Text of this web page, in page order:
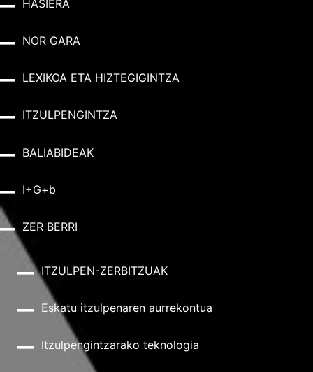
HASIERA
NOR GARA
LEXIKOA ETA HIZTEGIGINTZA
ITZULPENGINTZA
BALIABIDEAK
I+G+b
ZER BERRI
ITZULPEN-ZERBITZUAK
Eskatu itzulpenaren aurrekontua
Itzulpengintzarako teknologia